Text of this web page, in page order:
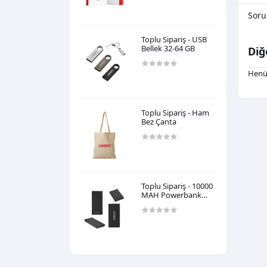
Toplu Sipariş - USB
Bellek 32-64 GB
Toplu Sipariş - Ham
Bez Çanta
Toplu Sipariş - 10000
MAH Powerbank